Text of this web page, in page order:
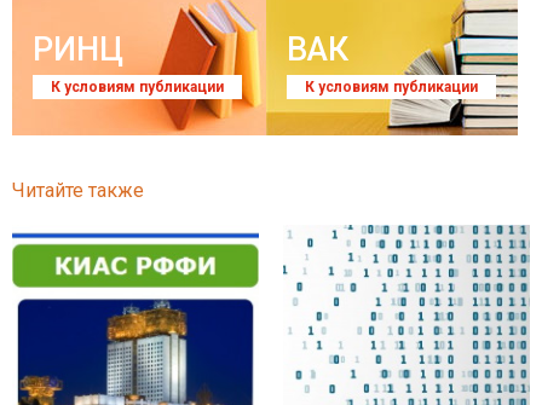
РИНЦ
К условиям публикации
ВАК
К условиям публикации
Читайте также